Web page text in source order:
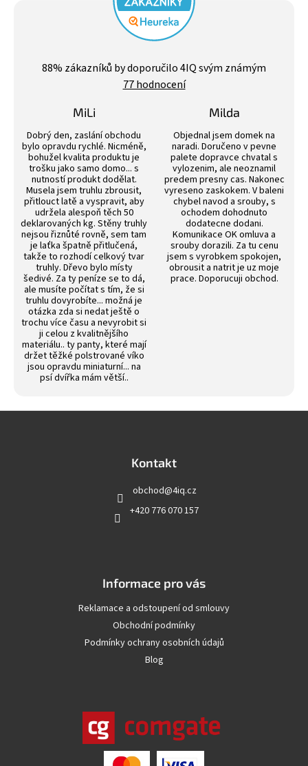
hodnocení
obchodu
je
hvězdiček.
88% zákazníků by doporučilo 4IQ svým známým
77 hodnocení
MiLi
Hodnocení obchodu je 3 z 5 hvězdiček.
Dobrý den, zaslání obchodu
bylo opravdu rychlé. Nicméně,
bohužel kvalita produktu je
trošku jako samo domo... s
nutností produkt dodělat.
Musela jsem truhlu zbrousit,
přitlouct latě a vyspravit, aby
udržela alespoň těch 50
deklarovaných kg. Stěny truhly
nejsou řiznůté rovně, sem tam
je laťka špatně přitlučená,
takže to rozhodí celkový tvar
truhly. Dřevo bylo místy
šedivé. Za ty peníze se to dá,
ale musíte počítat s tím, že si
truhlu dovyrobíte... možná je
otázka zda si nedat ještě o
trochu více času a nevyrobit si
ji celou z kvalitnějšího
materiálu.. ty panty, které mají
držet těžké polstrované víko
jsou opravdu miniaturní... na
psí dvířka mám větší..
Milda
Objednal jsem domek na
naradi. Doručeno v pevne
palete dopravce chvatal s
vylozenim, ale neoznamil
predem presny cas. Nakonec
vyreseno zaskokem. V baleni
chybel navod a srouby, s
ochodem dohodnuto
dodatecne dodani.
Komunikace OK omluva a
srouby dorazili. Za tu cenu
jsem s vyrobkem spokojen,
obrousit a natrit je uz moje
prace. Doporucuji obchod.
Kontakt
obchod@4iq.cz
+420 776 070 157
Informace pro vás
Reklamace a odstoupení od smlouvy
Obchodní podmínky
Podmínky ochrany osobních údajů
Blog